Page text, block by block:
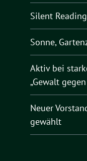
Silent
Sonne,
Aktiv bei
„Gewalt
Neuer
gewählt